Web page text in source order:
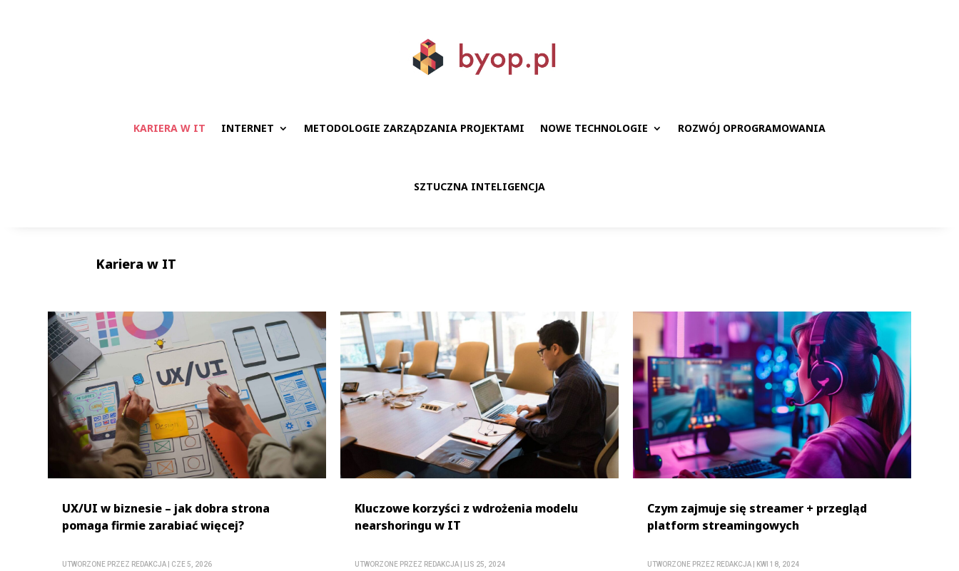
KARIERA W IT INTERNET METODOLOGIE ZARZĄDZANIA PROJEKTAMI NOWE TECHNOLOGIE ROZWÓJ OPROGRAMOWANIA
SZTUCZNA INTELIGENCJA
Kariera w IT
UX/UI w biznesie – jak dobra strona
pomaga firmie zarabiać więcej?
UTWORZONE PRZEZ REDAKCJA CZE 5, 2026
Kluczowe korzyści z wdrożenia modelu
nearshoringu w IT
UTWORZONE PRZEZ REDAKCJA LIS 25, 2024
Czym zajmuje się streamer + przegląd
platform streamingowych
UTWORZONE PRZEZ REDAKCJA| KWI 18, 2024